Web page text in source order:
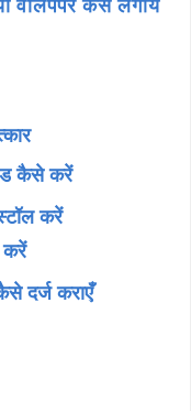
वॉलपेपर कैसे लगायें
कैसे करें
करें
करें
दर्ज कराएँ